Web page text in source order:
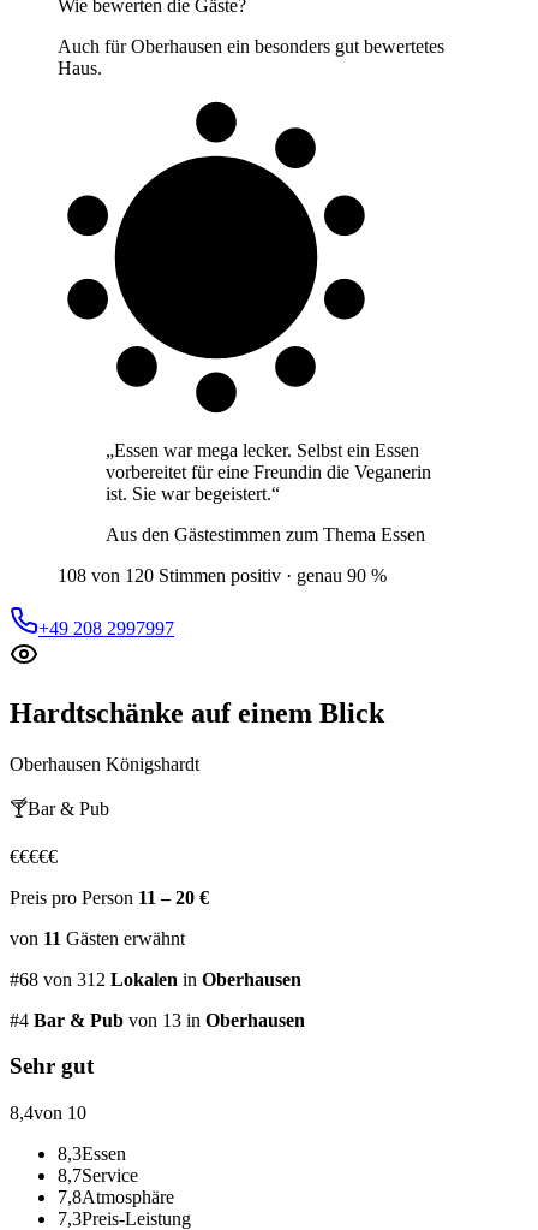
Wie bewerten die Gäste?
Auch für Oberhausen ein besonders gut bewertetes
Haus.
„Essen war mega lecker. Selbst ein Essen
vorbereitet für eine Freundin die Veganerin
ist. Sie war begeistert.“
Aus den Gästestimmen zum Thema Essen
108 von 120 Stimmen positiv · genau 90 %
+49 208 2997997
Hardtschänke auf einem Blick
Oberhausen Königshardt
🍸Bar & Pub
€€€€€
Preis pro Person 11 – 20 €
von 11 Gästen erwähnt
#68 von 312 Lokalen in Oberhausen
#4 Bar & Pub von 13 in Oberhausen
Sehr gut
8,4von 10
8,3Essen
8,7Service
7,8Atmosphäre
7,3Preis-Leistung